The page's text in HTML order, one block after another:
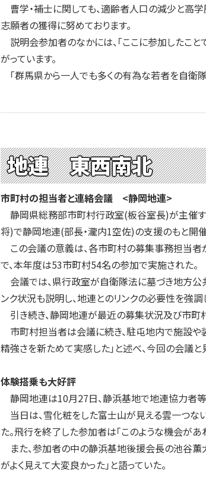
曹学・補士に関しても、適齢者人口の減少と高
志願者の獲得に努めております。
説明会参加者のなかには、「ここに参加したこ
がっています。
「群馬県から一人でも多くの有為な若者を自衛
地連 東西南北
市町村の担当者と連絡会議 <静岡地連>
静岡県総務部市町村行政室(板谷室長)が主催す
将)で静岡地連(部長・瀧内1空佐)の支援のもと開催
この会議の意義は、各市町村の募集事務担当
で、本年度は53市町村54名の参加で実施された。
会議では、県行政室が自衛隊法に墓づき地方公
ンク状況も説明し、地連とのリンクの必要性を強調
引き続き、静岡地連が最近の募集状況及び市町
市町村担当者は会議に続き、駐屯地内で施設や
精強さを新ためて実感した」と述べ、今回の会議
体験搭乗も大好評
静岡地連は10月27日、静浜基地で地連協力者
当日は、雪化粧をした富士山が見える雲一つな
た。飛行を終了した参加者は「このような機会があ
また、参加者の中の静浜基地後援会長の池谷
がよく見えて大変良かった」と語っていた。